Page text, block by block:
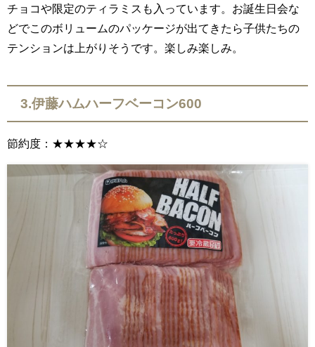
チョコや限定のティラミスも入っています。お誕生日会な
どでこのボリュームのパッケージが出てきたら子供たちの
テンションは上がりそうです。楽しみ楽しみ。
3.伊藤ハムハーフベーコン600
節約度：★★★★☆